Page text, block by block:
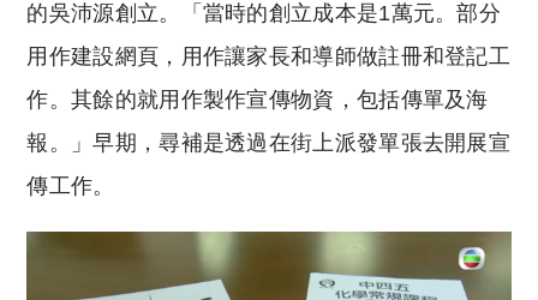
的吳沛源創立。「當時的創立成本是1萬元。部分
用作建設網頁，用作讓家長和導師做註冊和登記工
作。其餘的就用作製作宣傳物資，包括傳單及海
報。」早期，尋補是透過在街上派發單張去開展宣
傳工作。